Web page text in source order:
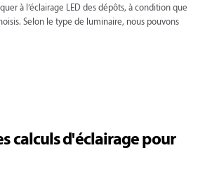
à l’éclairage LED des dépôts, à condition que
Selon le type de luminaire, nous pouvons
calculs d'éclairage pour